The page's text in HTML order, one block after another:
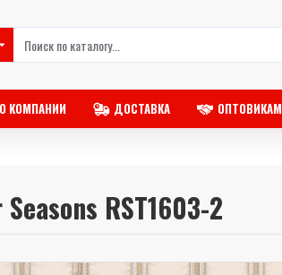
О КОМПАНИИ ДОСТАВКА ОПТОВИКАМ
RST1603-2